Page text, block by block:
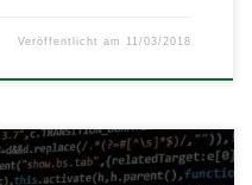
Veröffentlicht am 11/03/2018